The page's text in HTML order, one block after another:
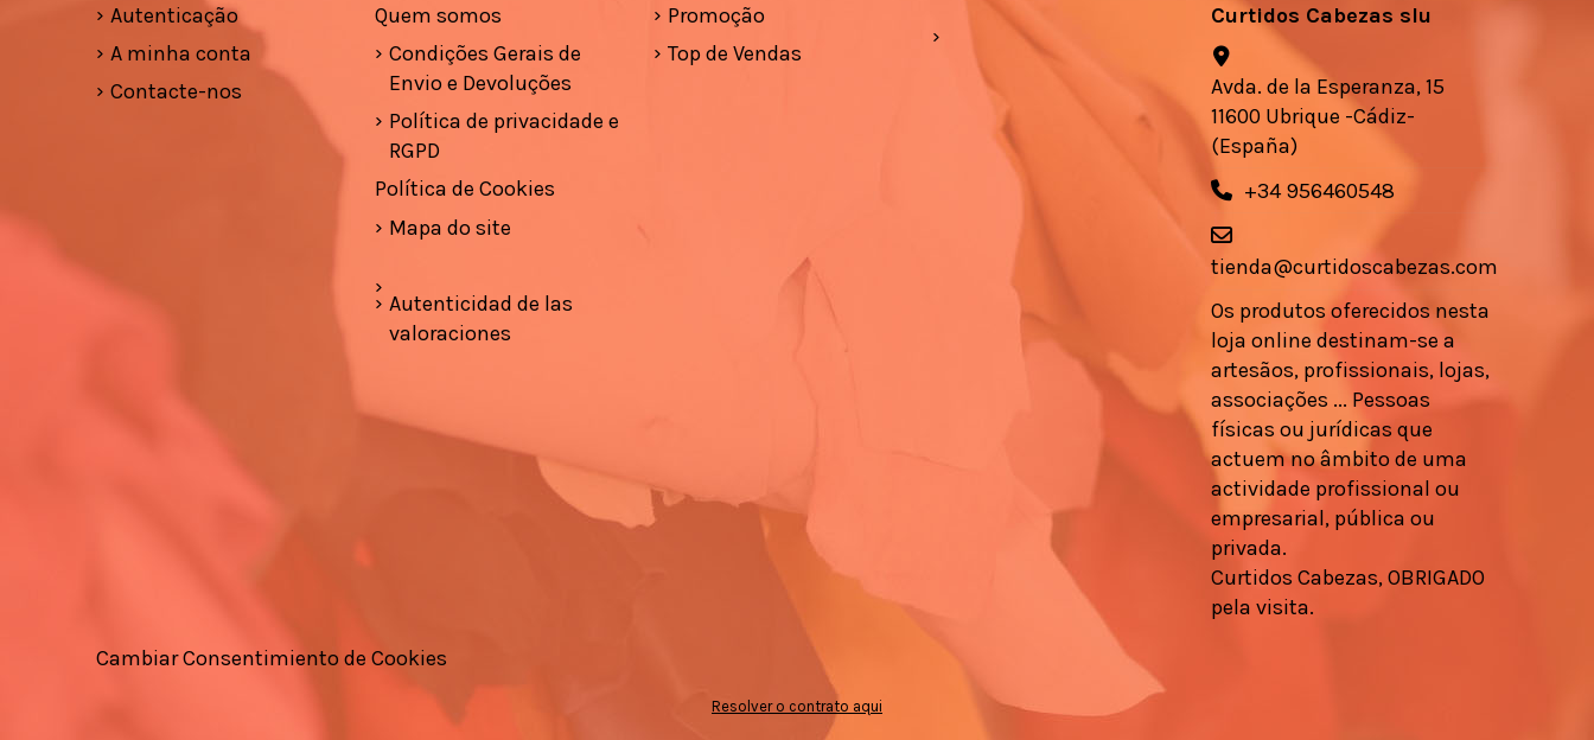
Autenticação
A minha conta
Contacte-nos
Quem somos
Condições Gerais de
Envio e Devoluções
Política de privacidade e
RGPD
Política de Cookies
Mapa do site
Autenticidad de las
valoraciones
Promoção
Top de Vendas
Curtidos Cabezas slu
Avda. de la Esperanza, 15
11600 Ubrique -Cádiz-
(España)
+34 956460548
tienda@curtidoscabezas.com
Os produtos oferecidos nesta
loja online destinam-se a
artesãos, profissionais, lojas,
associações ... Pessoas
físicas ou jurídicas que
actuem no âmbito de uma
actividade profissional ou
empresarial, pública ou
privada.
Curtidos Cabezas, OBRIGADO
pela visita.
Cambiar Consentimiento de Cookies
Resolver o contrato aqui